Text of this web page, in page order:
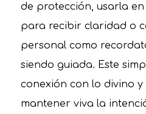
de protección, usarla
para recibir claridad o
personal como
siendo guiada. Este
conexión con lo divino y
mantener viva la